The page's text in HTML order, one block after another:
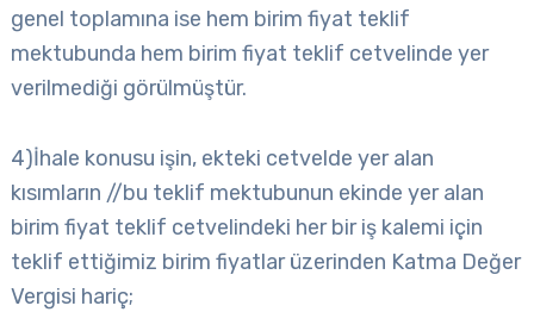
genel toplamına ise hem birim fiyat teklif
mektubunda hem birim fiyat teklif cetvelinde yer
verilmediği görülmüştür.
4)İhale konusu işin, ekteki cetvelde yer alan
kısımların //bu teklif mektubunun ekinde yer alan
birim fiyat teklif cetvelindeki her bir iş kalemi için
teklif ettiğimiz birim fiyatlar üzerinden Katma Değer
Vergisi hariç;